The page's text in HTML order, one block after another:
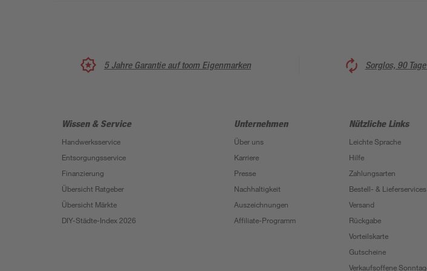
5 Jahre Garantie auf toom Eigenmarken Sorglos, 90
Wissen & Service
Handwerksservice
Entsorgungsservice
Finanzierung
Übersicht Ratgeber
Übersicht Märkte
DIY-Städte-Index 2026
Unternehmen
Über uns
Karriere
Presse
Nachhaltigkeit
Auszeichnungen
Affiliate-Programm
Nützliche Links
Leichte Sprache
Hilfe
Zahlungsarten
Bestell- & Lieferservices
Versand
Rückgabe
Vorteilskarte
Gutscheine
Verkaufsoffene